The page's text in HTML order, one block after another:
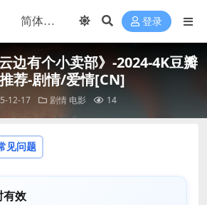
登录
边有个小卖部》-2024-4K豆瓣
荐-剧情/爱情[CN]
12-17 剧情 电影 14
见问题
有效